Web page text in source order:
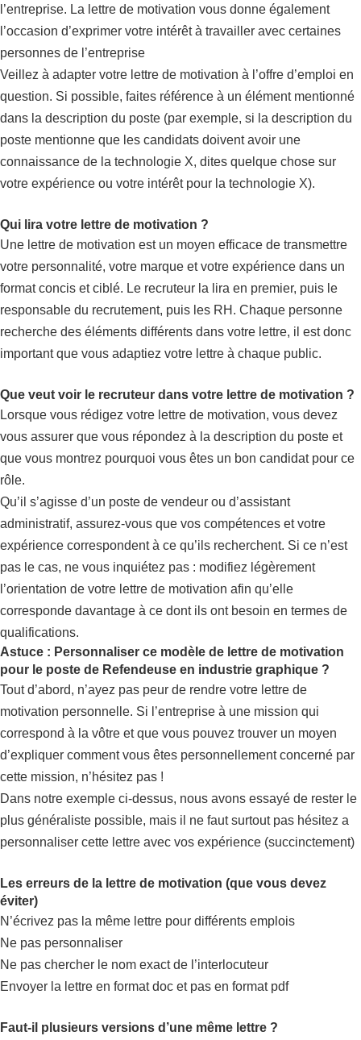
l’entreprise. La lettre de motivation vous donne également
l’occasion d’exprimer votre intérêt à travailler avec certaines
personnes de l’entreprise
Veillez à adapter votre lettre de motivation à l’offre d’emploi en
question. Si possible, faites référence à un élément mentionné
dans la description du poste (par exemple, si la description du
poste mentionne que les candidats doivent avoir une
connaissance de la technologie X, dites quelque chose sur
votre expérience ou votre intérêt pour la technologie X).
Qui lira votre lettre de motivation ?
Une lettre de motivation est un moyen efficace de transmettre
votre personnalité, votre marque et votre expérience dans un
format concis et ciblé. Le recruteur la lira en premier, puis le
responsable du recrutement, puis les RH. Chaque personne
recherche des éléments différents dans votre lettre, il est donc
important que vous adaptiez votre lettre à chaque public.
Que veut voir le recruteur dans votre lettre de motivation ?
Lorsque vous rédigez votre lettre de motivation, vous devez
vous assurer que vous répondez à la description du poste et
que vous montrez pourquoi vous êtes un bon candidat pour ce
rôle.
Qu’il s’agisse d’un poste de vendeur ou d’assistant
administratif, assurez-vous que vos compétences et votre
expérience correspondent à ce qu’ils recherchent. Si ce n’est
pas le cas, ne vous inquiétez pas : modifiez légèrement
l’orientation de votre lettre de motivation afin qu’elle
corresponde davantage à ce dont ils ont besoin en termes de
qualifications.
Astuce : Personnaliser ce modèle de lettre de motivation
pour le poste de Refendeuse en industrie graphique ?
Tout d’abord, n’ayez pas peur de rendre votre lettre de
motivation personnelle. Si l’entreprise à une mission qui
correspond à la vôtre et que vous pouvez trouver un moyen
d’expliquer comment vous êtes personnellement concerné par
cette mission, n’hésitez pas !
Dans notre exemple ci-dessus, nous avons essayé de rester le
plus généraliste possible, mais il ne faut surtout pas hésitez a
personnaliser cette lettre avec vos expérience (succinctement)
Les erreurs de la lettre de motivation (que vous devez
éviter)
N’écrivez pas la même lettre pour différents emplois
Ne pas personnaliser
Ne pas chercher le nom exact de l’interlocuteur
Envoyer la lettre en format doc et pas en format pdf
Faut-il plusieurs versions d’une même lettre ?